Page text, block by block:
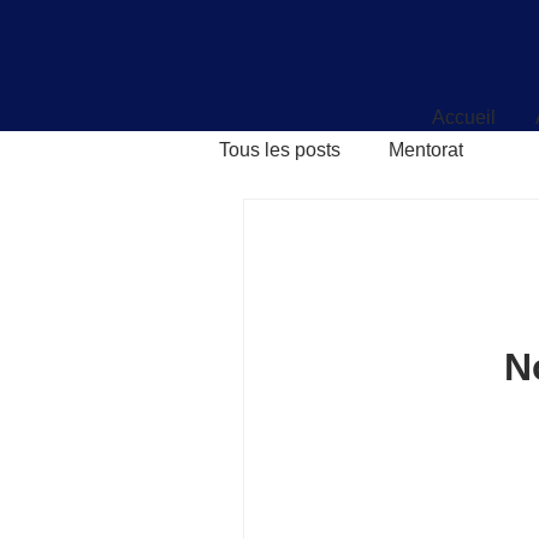
Accueil
Tous les posts
Mentorat